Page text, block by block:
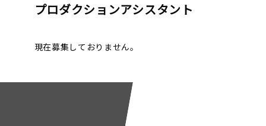
プロダクションアシスタント
現在募集しておりません。